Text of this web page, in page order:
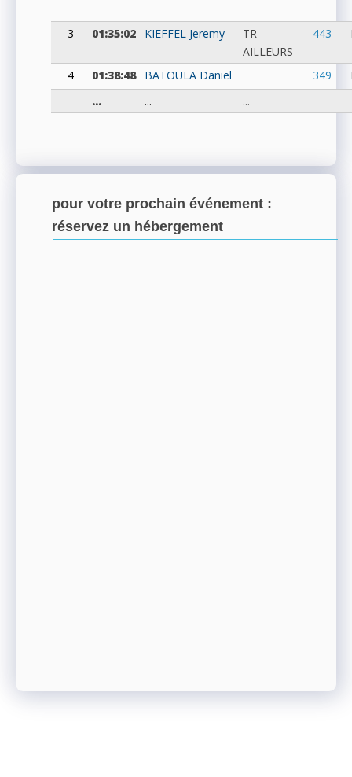
3 01:35:02 KIEFFEL Jeremy
TR
AILLEURS
443
4 01:38:48 BATOULA Daniel 349
...
... ...
pour votre prochain événement :
réservez un hébergement